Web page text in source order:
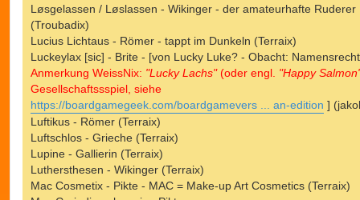
Løsgelassen / Løslassen - Wikinger - der amateurhafte Ruderer
(Troubadix)
Lucius Lichtaus - Römer - tappt im Dunkeln (Terraix)
Luckeylax [sic] - Brite - [von Lucky Luke? - Obacht:
Anmerkung WeissNix: "Lucky Lachs"(oder engl. "Happy
Gesellschaftssspiel, siehe
https://boardgamegeek.com/boardgamevers ... an-edition ]
Luftikus - Römer (Terraix)
Luftschlos - Grieche (Terraix)
Lupine - Gallierin (Terraix)
Luthersthesen - Wikinger (Terraix)
Mac Cosmetix - Pikte - MAC = Make-up Art Cosmetics (Terraix)